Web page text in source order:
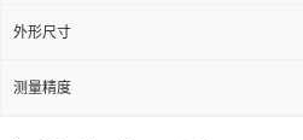
外形尺寸
测量精度